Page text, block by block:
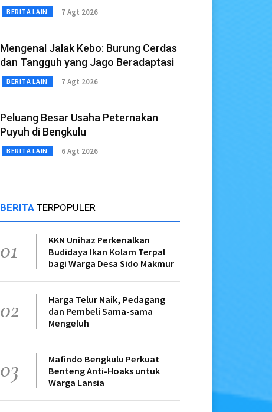
BERITA LAIN 7 Agt 2026
Mengenal Jalak Kebo: Burung Cerdas
dan Tangguh yang Jago Beradaptasi
BERITA LAIN 7 Agt 2026
Peluang Besar Usaha Peternakan
Puyuh di Bengkulu
BERITA LAIN 6 Agt 2026
BERITA TERPOPULER
01
KKN Unihaz Perkenalkan
Budidaya Ikan Kolam Terpal
bagi Warga Desa Sido Makmur
02
Harga Telur Naik, Pedagang
dan Pembeli Sama-sama
Mengeluh
03
Mafindo Bengkulu Perkuat
Benteng Anti-Hoaks untuk
Warga Lansia